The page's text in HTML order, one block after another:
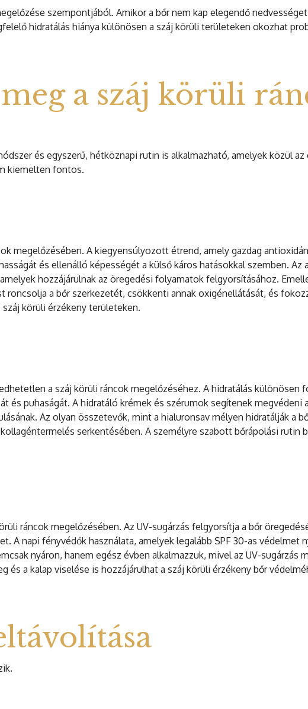
szempontjából. Amikor a bőr nem kap elegendő
hidratálás hiánya különösen a száj körüli területeken okozhat
a száj körüli
és egyszerű, hétköznapi rutin is alkalmazható, amelyek közül az
kiemelten fontos.
megelőzésében. A kiegyensúlyozott étrend, amely gazdag
és ellenálló képességét a külső káros hatásokkal szemben. Az
hozzájárulnak az öregedési folyamatok felgyorsításához.
a bőr szerkezetét, csökkenti annak oxigénellátását, és
körüli érzékeny területeken.
a száj körüli ráncok megelőzéséhez. A hidratálás különösen
és puhaságát. A hidratáló krémek és szérumok segítenek megvédeni
Az olyan összetevők, mint a hialuronsav mélyen hidratálják a
serkentésében. A személyre szabott bőrápolási rutin
ráncok megelőzésében. Az UV-sugárzás felgyorsítja a bőr
A napi fényvédők használata, amelyek legalább SPF 30-as védelmet
nyáron, hanem egész évben alkalmazzuk, mivel az UV-sugárzás
és a kalap viselése is hozzájárulhat a száj körüli érzékeny bőr